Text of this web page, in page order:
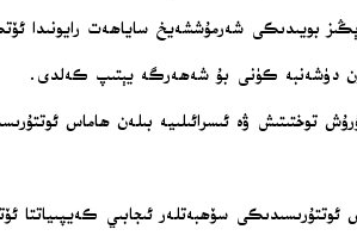
دېڭىز بويىدىكى شەرمۇششەيخ ساياھەت
دۈشەنبە كۈنى بۇ شەھەرگە يېتىپ كەلدى.
توختىتىش ۋە ئىسرائىلىيە بىلەن ھاماس
ئوتتۇرىسىدىكى سۆھبەتلەر ئىجابىي